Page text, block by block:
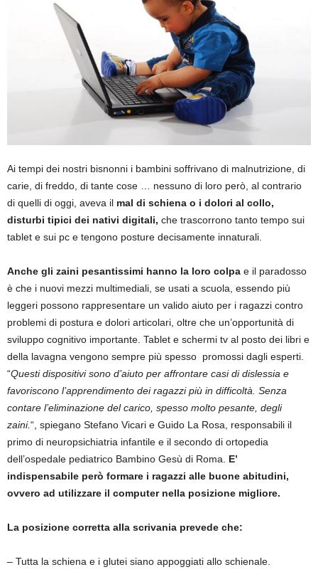
Ai tempi dei nostri bisnonni i bambini soffrivano di malnutrizione, di
carie, di freddo, di tante cose … nessuno di loro però, al contrario
di quelli di oggi, aveva il mal di schiena o i dolori al collo,
disturbi tipici dei nativi digitali, che trascorrono tanto tempo sui
tablet e sui pc e tengono posture decisamente innaturali.
Anche gli zaini pesantissimi hanno la loro colpa e il paradosso
è che i nuovi mezzi multimediali, se usati a scuola, essendo più
leggeri possono rappresentare un valido aiuto per i ragazzi contro
problemi di postura e dolori articolari, oltre che un’opportunità di
sviluppo cognitivo importante. Tablet e schermi tv al posto dei libri e
della lavagna vengono sempre più spesso promossi dagli esperti.
“Questi dispositivi sono d’aiuto per affrontare casi di dislessia e
favoriscono l’apprendimento dei ragazzi più in difficoltà. Senza
contare l’eliminazione del carico, spesso molto pesante, degli
zaini.“, spiegano Stefano Vicari e Guido La Rosa, responsabili il
primo di neuropsichiatria infantile e il secondo di ortopedia
dell’ospedale pediatrico Bambino Gesù di Roma. E’
indispensabile però formare i ragazzi alle buone abitudini,
ovvero ad utilizzare il computer nella posizione migliore.
La posizione corretta alla scrivania prevede che:
– Tutta la schiena e i glutei siano appoggiati allo schienale.